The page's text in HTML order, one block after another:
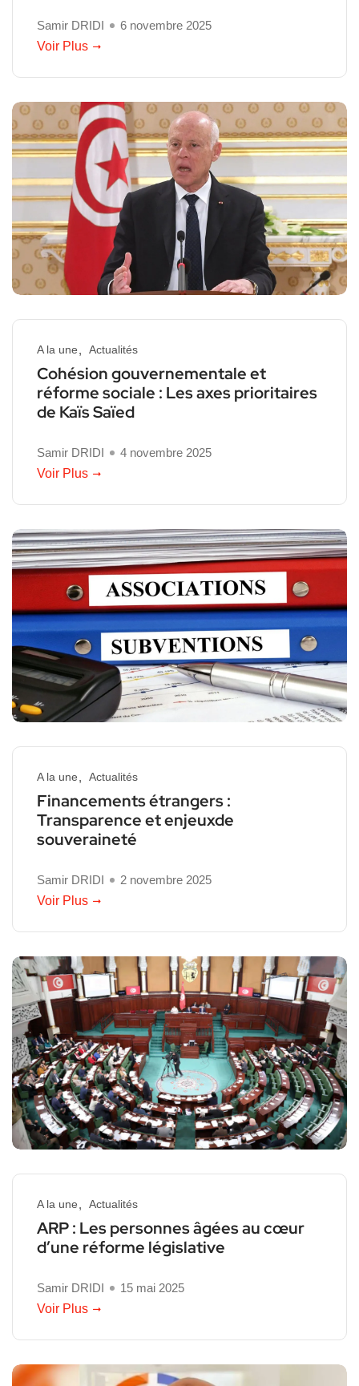
Samir DRIDI
6 novembre 2025
Voir Plus
A la une Actualités
Cohésion gouvernementale et
réforme sociale : Les axes prioritaires
de Kaïs Saïed
Samir DRIDI
4 novembre 2025
Voir Plus
A la une Actualités
Financements étrangers :
Transparence et enjeuxde
souveraineté
Samir DRIDI
2 novembre 2025
Voir Plus
A la une Actualités
ARP : Les personnes âgées au cœur
d’une réforme législative
Samir DRIDI
15 mai 2025
Voir Plus